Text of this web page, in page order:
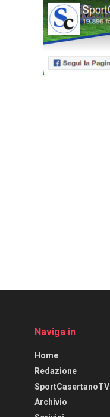
Naviga in
Home
Redazione
SportCasertanoTV
Archivio